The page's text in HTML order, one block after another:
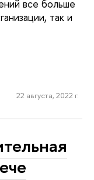
все больше
так и
22 августа, 2022 г.